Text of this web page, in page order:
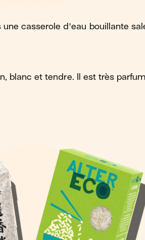
une casserole d'eau bouillante
blanc et tendre. Il est très